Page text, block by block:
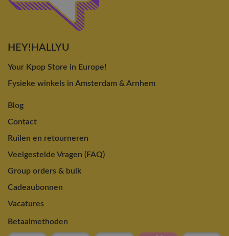
HEY!HALLYU
Your Kpop Store in Europe!
Fysieke winkels in Amsterdam & Arnhem
Blog
Contact
Ruilen en retourneren
Veelgestelde Vragen (FAQ)
Group orders & bulk
Cadeaubonnen
Vacatures
Betaalmethoden